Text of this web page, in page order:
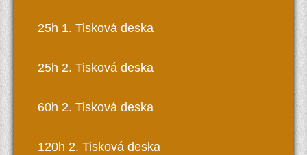
25h 1. Tisková deska
25h 2. Tisková deska
60h 2. Tisková deska
120h 2. Tisková deska